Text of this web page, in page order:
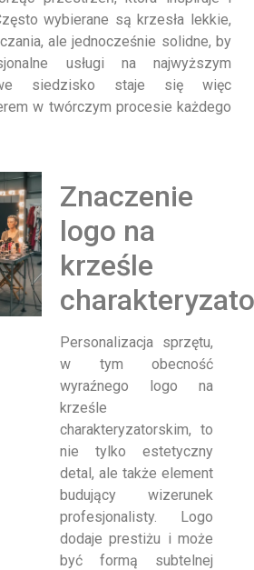
wybierane są krzesła lekkie,
ale jednocześnie solidne, by
usługi na najwyższym
siedzisko staje się więc
w twórczym procesie każdego
Znaczenie
logo na
krześle
Personalizacja sprzętu,
w tym obecność
wyraźnego logo na
krześle
charakteryzatorskim, to
nie tylko estetyczny
detal, ale także element
budujący wizerunek
profesjonalisty. Logo
dodaje prestiżu i może
być formą subtelnej